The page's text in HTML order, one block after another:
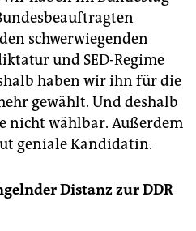
schwerwiegenden
und SED-Regime
haben wir ihn für die
gewählt. Und deshalb
nicht wählbar. Außerdem
geniale Kandidatin.
Distanz zur DDR